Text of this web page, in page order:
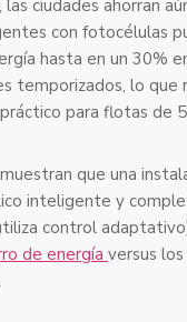
ciudades ahorran
con fotocélulas
hasta en un 30%
temporizados, lo que
para flotas de
que una
inteligente y
control
de energía versus